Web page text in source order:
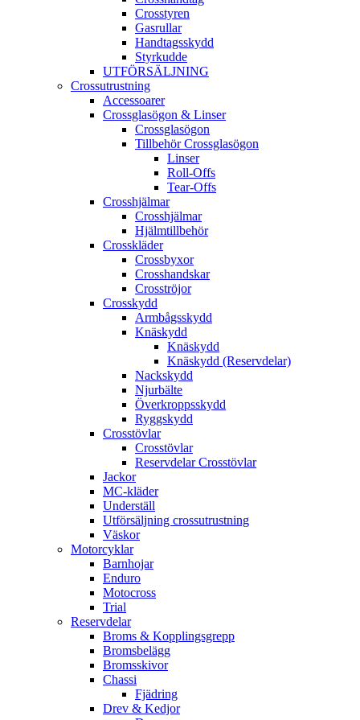
Crosstyren
Gasrullar
Handtagsskydd
Styrkudde
UTFÖRSÄLJNING
Crossutrustning
Accessoarer
Crossglasögon & Linser
Crossglasögon
Tillbehör Crossglasögon
Linser
Roll-Offs
Tear-Offs
Crosshjälmar
Crosshjälmar
Hjälmtillbehör
Crosskläder
Crossbyxor
Crosshandskar
Crosströjor
Crosskydd
Armbågsskydd
Knäskydd
Knäskydd
Knäskydd (Reservdelar)
Nackskydd
Njurbälte
Överkroppsskydd
Ryggskydd
Crosstövlar
Crosstövlar
Reservdelar Crosstövlar
Jackor
MC-kläder
Underställ
Utförsäljning crossutrustning
Väskor
Motorcyklar
Barnhojar
Enduro
Motocross
Trial
Reservdelar
Broms & Kopplingsgrepp
Bromsbelägg
Bromsskivor
Chassi
Fjädring
Drev & Kedjor